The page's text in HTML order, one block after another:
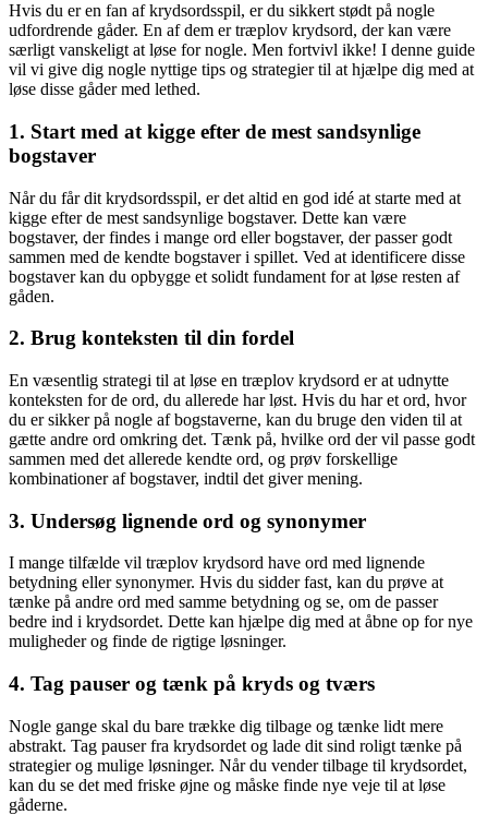
Hvis du er en fan af krydsordsspil, er du sikkert stødt på nogle
udfordrende gåder. En af dem er træplov krydsord, der kan være
særligt vanskeligt at løse for nogle. Men fortvivl ikke! I denne guide
vil vi give dig nogle nyttige tips og strategier til at hjælpe dig med at
løse disse gåder med lethed.
1. Start med at kigge efter de mest sandsynlige
bogstaver
Når du får dit krydsordsspil, er det altid en god idé at starte med at
kigge efter de mest sandsynlige bogstaver. Dette kan være
bogstaver, der findes i mange ord eller bogstaver, der passer godt
sammen med de kendte bogstaver i spillet. Ved at identificere disse
bogstaver kan du opbygge et solidt fundament for at løse resten af
gåden.
2. Brug konteksten til din fordel
En væsentlig strategi til at løse en træplov krydsord er at udnytte
konteksten for de ord, du allerede har løst. Hvis du har et ord, hvor
du er sikker på nogle af bogstaverne, kan du bruge den viden til at
gætte andre ord omkring det. Tænk på, hvilke ord der vil passe godt
sammen med det allerede kendte ord, og prøv forskellige
kombinationer af bogstaver, indtil det giver mening.
3. Undersøg lignende ord og synonymer
I mange tilfælde vil træplov krydsord have ord med lignende
betydning eller synonymer. Hvis du sidder fast, kan du prøve at
tænke på andre ord med samme betydning og se, om de passer
bedre ind i krydsordet. Dette kan hjælpe dig med at åbne op for nye
muligheder og finde de rigtige løsninger.
4. Tag pauser og tænk på kryds og tværs
Nogle gange skal du bare trække dig tilbage og tænke lidt mere
abstrakt. Tag pauser fra krydsordet og lade dit sind roligt tænke på
strategier og mulige løsninger. Når du vender tilbage til krydsordet,
kan du se det med friske øjne og måske finde nye veje til at løse
gåderne.